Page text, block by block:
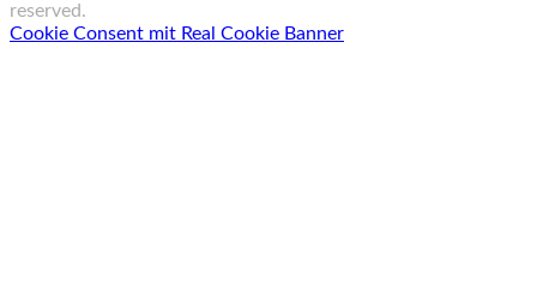
reserved.
Cookie Consent mit Real Cookie Banner